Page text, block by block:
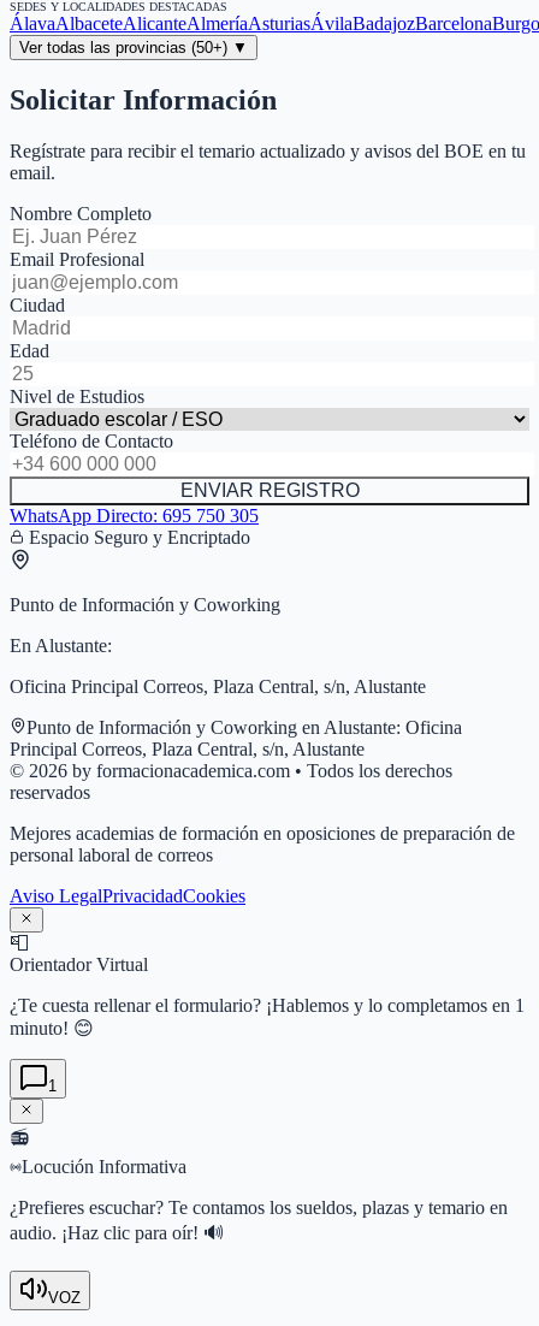
SEDES Y LOCALIDADES DESTACADAS
ÁlavaAlbaceteAlicanteAlmeríaAsturiasÁvilaBadajozBarcelona
Ver todas las provincias (50+) ▼
Solicitar Información
Regístrate para recibir el temario actualizado y avisos del BOE en tu
email.
Nombre Completo
Email Profesional
Ciudad
Edad
Nivel de Estudios
Teléfono de Contacto
ENVIAR REGISTRO
WhatsApp Directo: 695 750 305
Espacio Seguro y Encriptado
Punto de Información y Coworking
En Alustante:
Oficina Principal Correos, Plaza Central, s/n, Alustante
Punto de Información y Coworking en Alustante: Oficina
Principal Correos, Plaza Central, s/n, Alustante
© 2026 by formacionacademica.com • Todos los derechos
reservados
Mejores academias de formación en oposiciones de preparación de
personal laboral de correos
Aviso LegalPrivacidadCookies
📮
Orientador Virtual
¿Te cuesta rellenar el formulario? ¡Hablemos y lo completamos en 1
minuto! 😊
1
📻
Locución Informativa
¿Prefieres escuchar? Te contamos los sueldos, plazas y temario en
audio. ¡Haz clic para oír! 🔊
VOZ